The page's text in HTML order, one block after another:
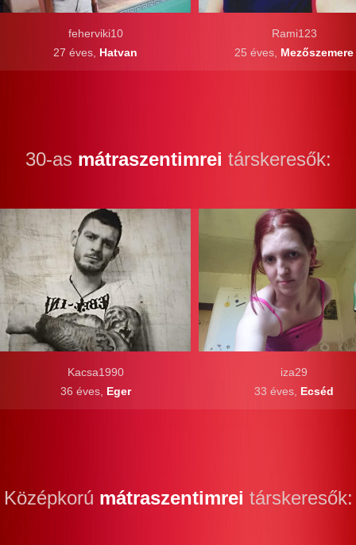
feherviki10
27 éves, Hatvan
Rami123
25 éves, Mezőszemere
30-as mátraszentimrei társkeresők:
iza29
33 éves, Ecséd
Kacsa1990
36 éves, Eger
Középkorú mátraszentimrei társkeresők: